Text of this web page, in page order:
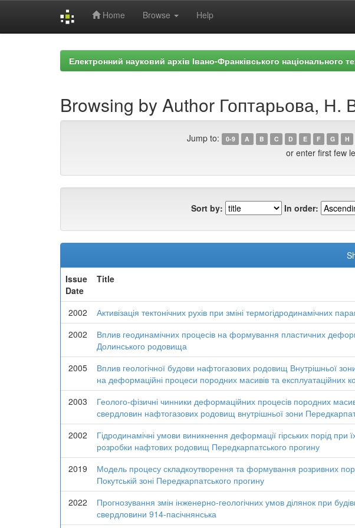
Home Browse Help
Електронний науковий архів Івано-Франківського національного
Browsing by Author Гоптарьова, Н.
Jump to: 0-9 A B C D E F G H
or enter first few
Sort by: In order:
Issue
Date
Title
2002 Активізація тектонічних рухів при зміні термогідродинамічних
2002
Вплив геодинамічних процесів на формування пластичних
Долинського родовища
2005
Вплив геологічної будови нафтогазових родовищ Внутрішньої
на деформаційні процеси породних масивів та експлуатаційних
2003
Геолого-фізичні чинники деформаційних процесів породних
свердловин нафтогазових родовищ внутрішньої зони
2002
Гідродинамічні умови виникнення деформації гірських порід при
розробки нафтових родовищ Передкарпатського прогину
2019
Модель процесу складкоутворення та формування розривних
Покутській зоні Передкарпатського прогину
2022
Прогнозування змін інженерно-геологічних умов ділянок при
свердловини 914-пасічнянська